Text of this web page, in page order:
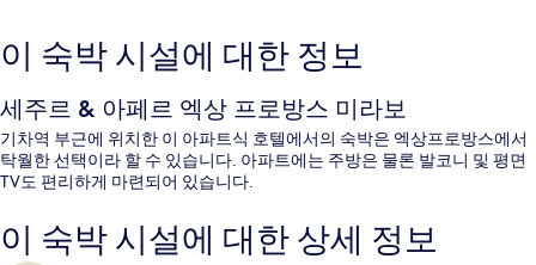
이 숙박 시설에 대한 정보
세주르 & 아페르 엑상 프로방스 미라보
기차역 부근에 위치한 이 아파트식 호텔에서의 숙박은 엑상프로방스에서
탁월한 선택이라 할 수 있습니다. 아파트에는 주방은 물론 발코니 및 평면
TV도 편리하게 마련되어 있습니다.
이 숙박 시설에 대한 상세 정보